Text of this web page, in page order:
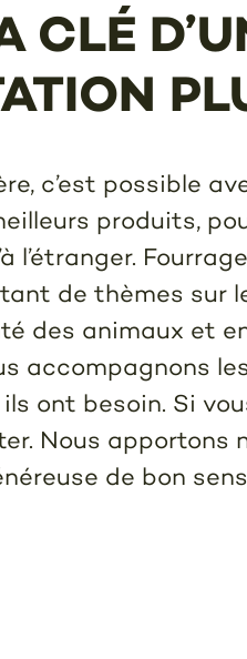
CLÉ
c’est possible
produits,
l’étranger.
de thèmes sur
des animaux et
accompagnons
ont besoin. Si
Nous apportons
de bon